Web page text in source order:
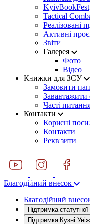
KyivBookFest
Tactical
Реалізовані
Активні
Звіти
Галерея
Фото
Відео
Книжки для ЗСУ
Замовити
Завантажити
Часті
Контакти
Корисні
Контакти
Реквізити
Благодійний внесок
Благодійний
Підтримка статутної
Підтримка Кузні Уніж